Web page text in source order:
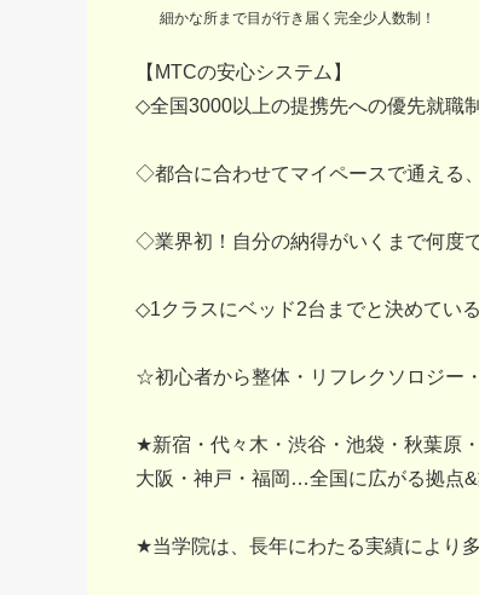
細かな所まで目が行き届く完全少人数制！
【MTCの安心システム】
◇全国3000以上の提携先への優先就職
◇都合に合わせてマイペースで通える
◇業界初！自分の納得がいくまで何度
◇1クラスにベッド2台までと決めてい
☆初心者から整体・リフレクソロジー
★新宿・代々木・渋谷・池袋・秋葉原
大阪・神戸・福岡…全国に広がる拠点
★当学院は、長年にわたる実績により